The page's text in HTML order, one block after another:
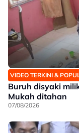
VIDEO TERKINI &
Buruh disyaki
Mukah ditahan
07/08/2026